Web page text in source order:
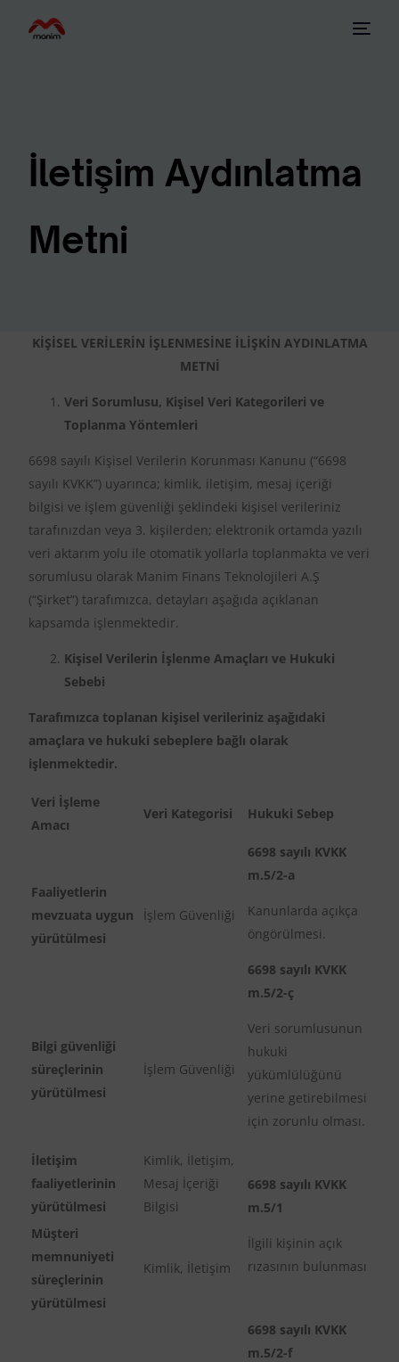
İletişim Aydınlatma
Metni
KİŞİSEL VERİLERİN İŞLENMESİNE İLİŞKİN AYDINLATMA
METNİ
Veri Sorumlusu, Kişisel Veri Kategorileri ve
Toplanma Yöntemleri
6698 sayılı Kişisel Verilerin Korunması Kanunu (“6698
sayılı KVKK”) uyarınca; kimlik, iletişim, mesaj içeriği
bilgisi ve işlem güvenliği şeklindeki kişisel verileriniz
tarafınızdan veya 3. kişilerden; elektronik ortamda yazılı
veri aktarım yolu ile otomatik yollarla toplanmakta ve veri
sorumlusu olarak Manim Finans Teknolojileri A.Ş
(“Şirket”) tarafımızca, detayları aşağıda açıklanan
kapsamda işlenmektedir.
Kişisel Verilerin İşlenme Amaçları ve Hukuki
Sebebi
Tarafımızca toplanan kişisel verileriniz aşağıdaki
amaçlara ve hukuki sebeplere bağlı olarak
işlenmektedir.
Veri İşleme
Amacı
Veri Kategorisi Hukuki Sebep
Faaliyetlerin
mevzuata uygun
yürütülmesi
İşlem Güvenliği
6698 sayılı KVKK
m.5/2-a
Kanunlarda açıkça
öngörülmesi.
6698 sayılı KVKK
m.5/2-ç
Veri sorumlusunun
hukuki
yükümlülüğünü
yerine getirebilmesi
için zorunlu olması.
Bilgi güvenliği
süreçlerinin
yürütülmesi
İşlem Güvenliği
İletişim
faaliyetlerinin
yürütülmesi
Kimlik, İletişim,
Mesaj İçeriği
Bilgisi
6698 sayılı KVKK
m.5/1
İlgili kişinin açık
rızasının bulunması
Müşteri
memnuniyeti
süreçlerinin
yürütülmesi
Kimlik, İletişim
6698 sayılı KVKK
m.5/2-f